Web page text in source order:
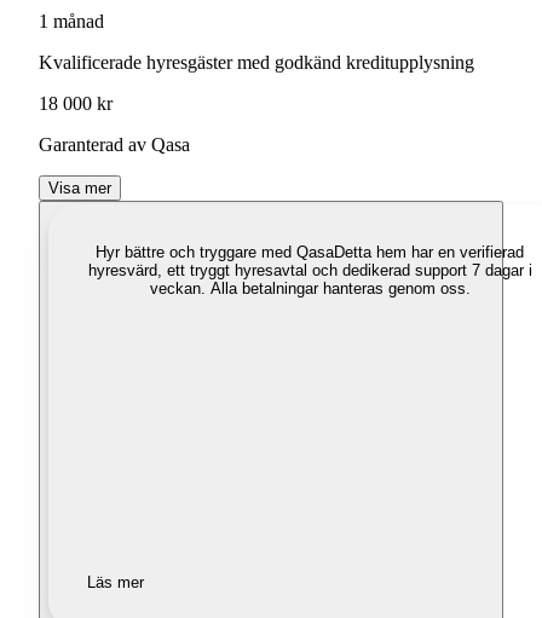
1 månad
Kvalificerade hyresgäster med godkänd kreditupplysning
18 000 kr
Garanterad av Qasa
Visa mer
Hyr bättre och tryggare med QasaDetta hem har en verifierad
hyresvärd, ett tryggt hyresavtal och dedikerad support 7 dagar i
veckan. Alla betalningar hanteras genom oss.
Läs mer